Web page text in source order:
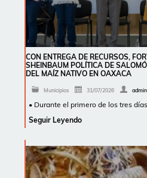
CON ENTREGA DE RECURSOS,
SHEINBAUM POLÍTICA DE
DEL MAÍZ NATIVO EN OAXACA
Municipios 31/07/2026 admin
• Durante el primero de los tres
Seguir Leyendo